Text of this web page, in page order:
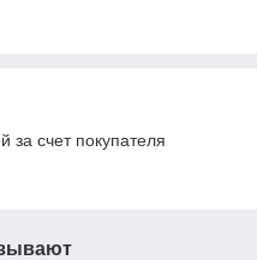
за счет покупателя